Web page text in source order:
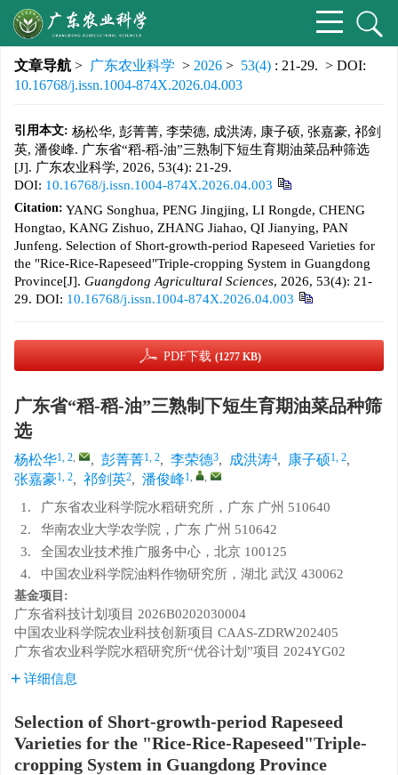
文章导航 > 广东农业科学 > 2026 > 53(4) : 21-29. > DOI:
10.16768/j.issn.1004-874X.2026.04.003
引用本文: 杨松华, 彭菁菁, 李荣德, 成洪涛, 康子硕, 张嘉豪, 祁剑
英, 潘俊峰. 广东省“稻-稻-油”三熟制下短生育期油菜品种筛选
[J]. 广东农业科学, 2026, 53(4): 21-29.
DOI: 10.16768/j.issn.1004-874X.2026.04.003
Citation: YANG Songhua, PENG Jingjing, LI Rongde, CHENG
Hongtao, KANG Zishuo, ZHANG Jiahao, QI Jianying, PAN
Junfeng. Selection of Short-growth-period Rapeseed Varieties for
the "Rice-Rice-Rapeseed"Triple-cropping System in Guangdong
Province[J]. Guangdong Agricultural Sciences, 2026, 53(4): 21-
29. DOI: 10.16768/j.issn.1004-874X.2026.04.003
PDF下载 (1277 KB)
广东省“稻-稻-油”三熟制下短生育期油菜品种筛
选
杨松华1, 2, , 彭菁菁1, 2, 李荣德3, 成洪涛4, 康子硕1, 2,
张嘉豪1, 2, 祁剑英2, 潘俊峰1, ,
1.
广东省农业科学院水稻研究所，广东 广州 510640
2.
华南农业大学农学院，广东 广州 510642
3.
全国农业技术推广服务中心，北京 100125
4.
中国农业科学院油料作物研究所，湖北 武汉 430062
基金项目:
广东省科技计划项目 2026B0202030004
中国农业科学院农业科技创新项目 CAAS-ZDRW202405
广东省农业科学院水稻研究所“优谷计划”项目 2024YG02
详细信息
Selection of Short-growth-period Rapeseed
Varieties for the "Rice-Rice-Rapeseed"Triple-
cropping System in Guangdong Province